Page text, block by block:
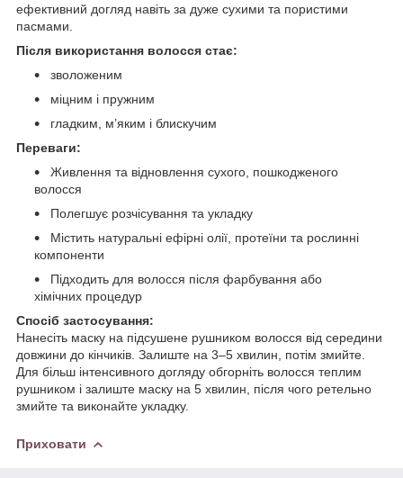
ефективний догляд навіть за дуже сухими та пористими
пасмами.
Після використання волосся стає:
зволоженим
міцним і пружним
гладким, м’яким і блискучим
Переваги:
Живлення та відновлення сухого, пошкодженого
волосся
Полегшує розчісування та укладку
Містить натуральні ефірні олії, протеїни та рослинні
компоненти
Підходить для волосся після фарбування або
хімічних процедур
Спосіб застосування:
Нанесіть маску на підсушене рушником волосся від середини
довжини до кінчиків. Залиште на 3–5 хвилин, потім змийте.
Для більш інтенсивного догляду обгорніть волосся теплим
рушником і залиште маску на 5 хвилин, після чого ретельно
змийте та виконайте укладку.
Приховати